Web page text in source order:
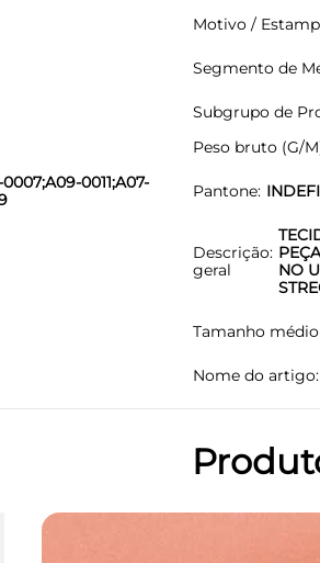
Motivo /
Segmento de
Subgrupo de
Peso bruto (G/
0011;A07-
Pantone
Descrição
geral
NO
Tamanho
Nome do artigo